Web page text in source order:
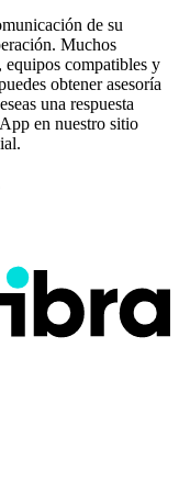
de su
Muchos
equipos compatibles y
obtener asesoría
una respuesta
en nuestro sitio